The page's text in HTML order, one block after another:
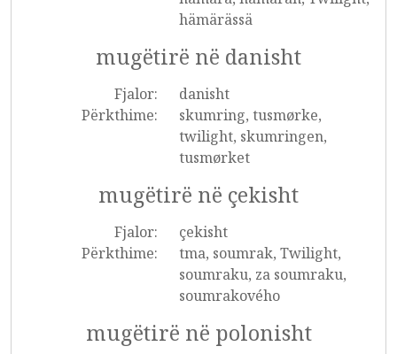
hämärässä
mugëtirë në danisht
Fjalor:
danisht
Përkthime:
skumring, tusmørke,
twilight, skumringen,
tusmørket
mugëtirë në çekisht
Fjalor:
çekisht
Përkthime:
tma, soumrak, Twilight,
soumraku, za soumraku,
soumrakového
mugëtirë në polonisht